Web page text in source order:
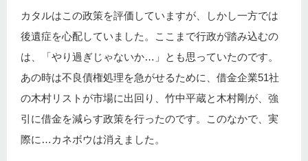
カタルはこの政策を評価していますが、しかし一方では
後遺症を心配していました。ここまで行政が踏み込むの
は、「やり過ぎじゃないか…」とも思っていたのです。
あの時は不良債権処理を急がせるために、借金企業51社
の木村リストが市場に出回り、竹中平蔵と木村剛が、強
引に借金を減らす政策を行ったのです。このなかで、実
際に…カネボウは消えました。